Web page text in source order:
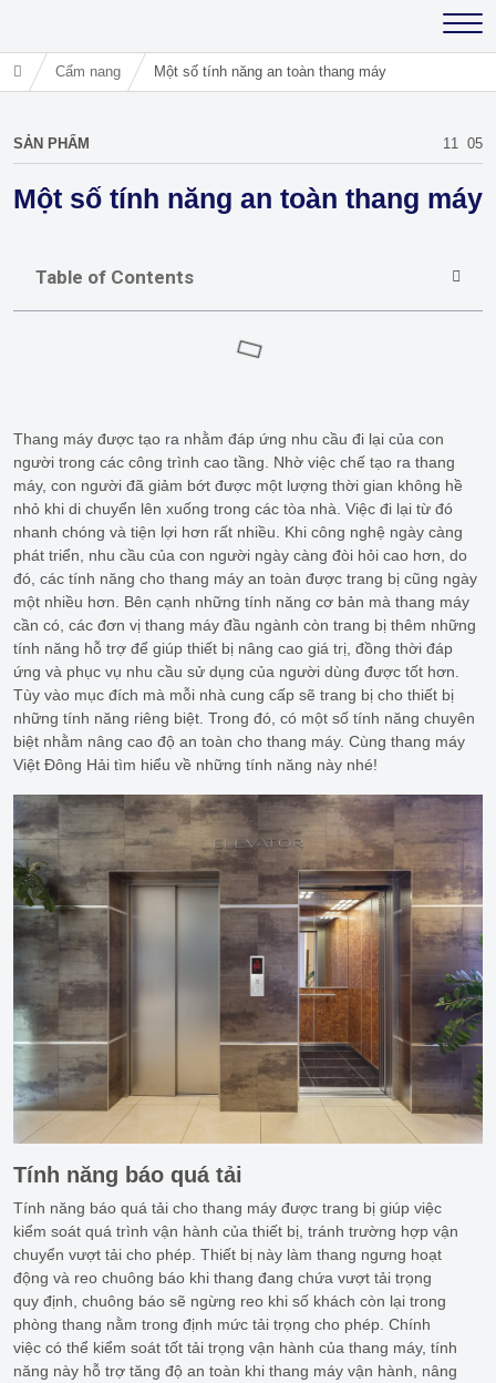
Cẩm nang Một số tính năng an toàn thang máy
SẢN PHẨM 11 05
Một số tính năng an toàn thang máy
Table of Contents
Thang máy được tạo ra nhằm đáp ứng nhu cầu đi lại của con
người trong các công trình cao tầng. Nhờ việc chế tạo ra thang
máy, con người đã giảm bớt được một lượng thời gian không hề
nhỏ khi di chuyển lên xuống trong các tòa nhà. Việc đi lại từ đó
nhanh chóng và tiện lợi hơn rất nhiều. Khi công nghệ ngày càng
phát triển, nhu cầu của con người ngày càng đòi hỏi cao hơn, do
đó, các tính năng cho thang máy an toàn được trang bị cũng ngày
một nhiều hơn. Bên cạnh những tính năng cơ bản mà thang máy
cần có, các đơn vị thang máy đầu ngành còn trang bị thêm những
tính năng hỗ trợ để giúp thiết bị nâng cao giá trị, đồng thời đáp
ứng và phục vụ nhu cầu sử dụng của người dùng được tốt hơn.
Tùy vào mục đích mà mỗi nhà cung cấp sẽ trang bị cho thiết bị
những tính năng riêng biệt. Trong đó, có một số tính năng chuyên
biệt nhằm nâng cao độ an toàn cho thang máy. Cùng thang máy
Việt Đông Hải tìm hiểu về những tính năng này nhé!
Tính năng báo quá tải
Tính năng báo quá tải cho thang máy được trang bị giúp việc
kiểm soát quá trình vận hành của thiết bị, tránh trường hợp vận
chuyển vượt tải cho phép. Thiết bị này làm thang ngưng hoạt
động và reo chuông báo khi thang đang chứa vượt tải trọng
quy định, chuông báo sẽ ngừng reo khi số khách còn lại trong
phòng thang nằm trong định mức tải trọng cho phép. Chính
việc có thể kiểm soát tốt tải trọng vận hành của thang máy, tính
năng này hỗ trợ tăng độ an toàn khi thang máy vận hành, nâng